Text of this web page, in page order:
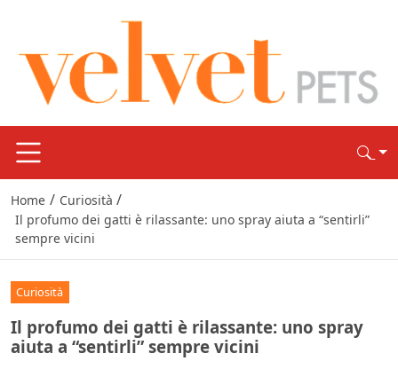
Home / Curiosità /
Il profumo dei gatti è rilassante: uno spray aiuta a “sentirli”
sempre vicini
Curiosità
Il profumo dei gatti è rilassante: uno spray
aiuta a “sentirli” sempre vicini